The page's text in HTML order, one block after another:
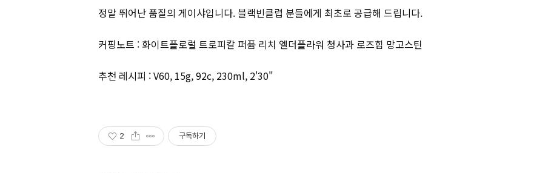
정말 뛰어난 품질의 게이샤입니다. 블랙빈클럽 분들에게 최초로 공급해 드립니다.
커핑노트 : 화이트플로럴 트로피칼 퍼퓸 리치 엘더플라워 청사과 로즈힙 망고스틴
추천 레시피 : V60, 15g, 92c, 230ml, 2'30"
2 구독하기